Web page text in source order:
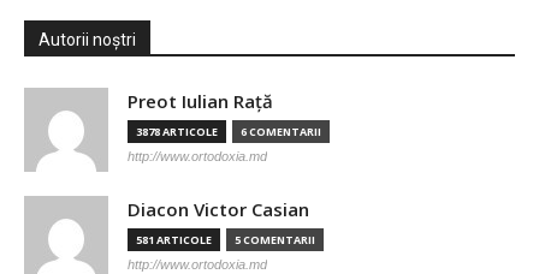
Autorii noștri
Preot Iulian Raţă
3878 ARTICOLE 6 COMENTARII
http://www.ortodoxia.md
Diacon Victor Casian
581 ARTICOLE 5 COMENTARII
http://www.ortodoxia.md